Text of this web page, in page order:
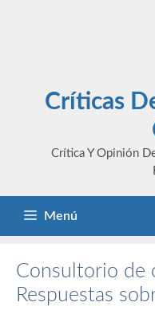
Críticas
Crítica Y Opinión
Menú
Consultorio de
Respuestas